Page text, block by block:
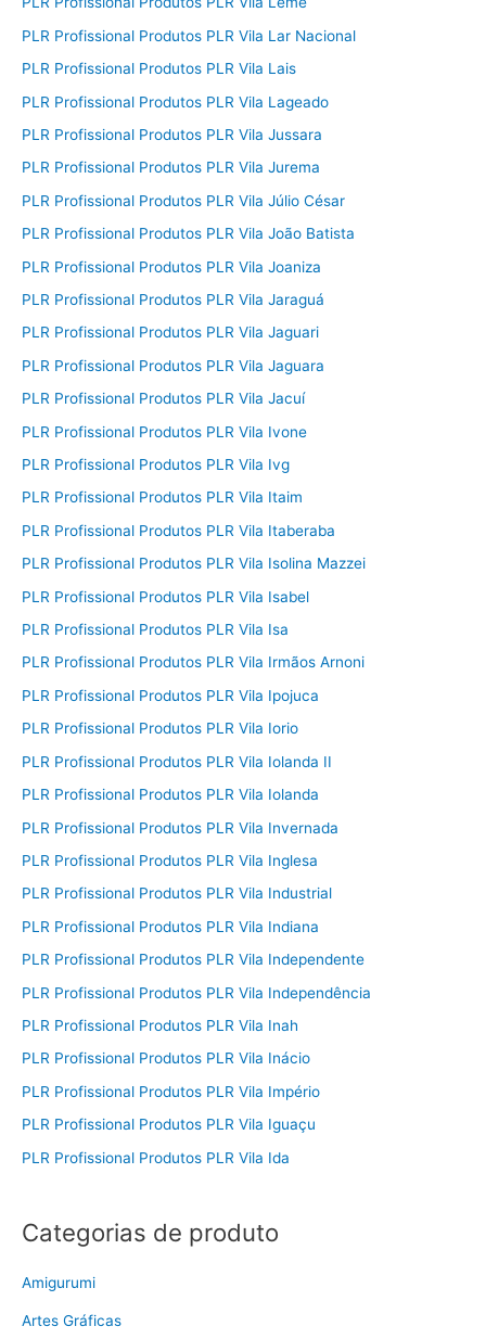
PLR Profissional Produtos PLR Vila Lar Nacional
PLR Profissional Produtos PLR Vila Lais
PLR Profissional Produtos PLR Vila Lageado
PLR Profissional Produtos PLR Vila Jussara
PLR Profissional Produtos PLR Vila Jurema
PLR Profissional Produtos PLR Vila Júlio César
PLR Profissional Produtos PLR Vila João Batista
PLR Profissional Produtos PLR Vila Joaniza
PLR Profissional Produtos PLR Vila Jaraguá
PLR Profissional Produtos PLR Vila Jaguari
PLR Profissional Produtos PLR Vila Jaguara
PLR Profissional Produtos PLR Vila Jacuí
PLR Profissional Produtos PLR Vila Ivone
PLR Profissional Produtos PLR Vila Ivg
PLR Profissional Produtos PLR Vila Itaim
PLR Profissional Produtos PLR Vila Itaberaba
PLR Profissional Produtos PLR Vila Isolina Mazzei
PLR Profissional Produtos PLR Vila Isabel
PLR Profissional Produtos PLR Vila Isa
PLR Profissional Produtos PLR Vila Irmãos Arnoni
PLR Profissional Produtos PLR Vila Ipojuca
PLR Profissional Produtos PLR Vila Iorio
PLR Profissional Produtos PLR Vila Iolanda II
PLR Profissional Produtos PLR Vila Iolanda
PLR Profissional Produtos PLR Vila Invernada
PLR Profissional Produtos PLR Vila Inglesa
PLR Profissional Produtos PLR Vila Industrial
PLR Profissional Produtos PLR Vila Indiana
PLR Profissional Produtos PLR Vila Independente
PLR Profissional Produtos PLR Vila Independência
PLR Profissional Produtos PLR Vila Inah
PLR Profissional Produtos PLR Vila Inácio
PLR Profissional Produtos PLR Vila Império
PLR Profissional Produtos PLR Vila Iguaçu
PLR Profissional Produtos PLR Vila Ida
Categorias de produto
Amigurumi
Artes Gráficas